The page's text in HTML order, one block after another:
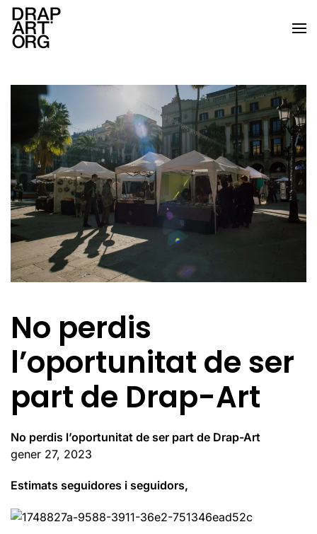
Skip to main content
No perdis
l’oportunitat de ser
part de Drap-Art
No perdis l’oportunitat de ser part de Drap-Art
gener 27, 2023
Estimats seguidores i seguidors,